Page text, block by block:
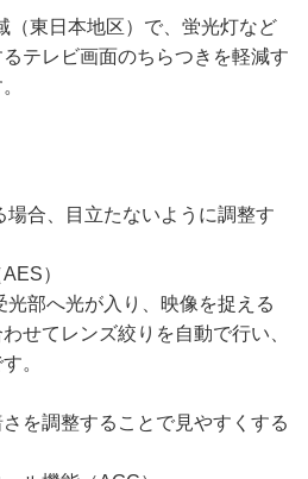
（東日本地区）で、蛍光灯など
テレビ画面のちらつきを軽減す
合、目立たないように調整す
）
部へ光が入り、映像を捉える
せてレンズ絞りを自動で行い、
。
を調整することで見やすくする